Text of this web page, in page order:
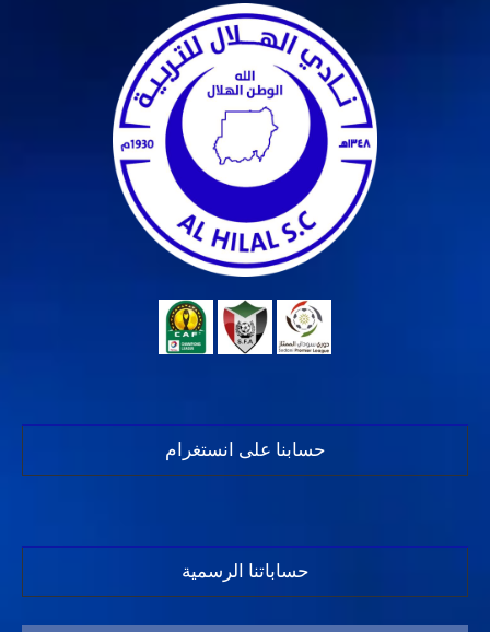
حسابنا على انستغرام
حساباتنا الرسمية